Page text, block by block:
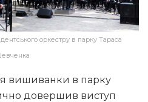
оркестру в парку Тараса
вишиванки в парку
довершив виступ